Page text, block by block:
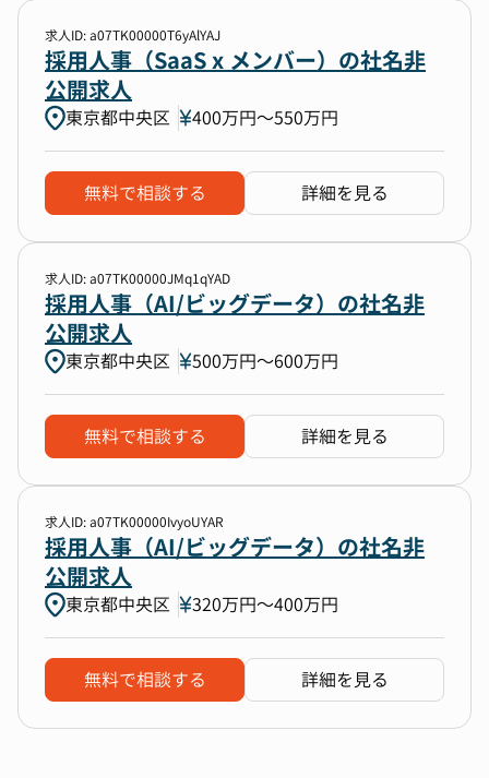
求人ID: a07TK00000T6yAlYAJ
採用人事（SaaS x メンバー）の社名非
公開求人
東京都中央区 400万円〜550万円
無料で相談する 詳細を見る
求人ID: a07TK00000JMq1qYAD
採用人事（AI/ビッグデータ）の社名非
公開求人
東京都中央区 500万円〜600万円
無料で相談する 詳細を見る
求人ID: a07TK00000IvyoUYAR
採用人事（AI/ビッグデータ）の社名非
公開求人
東京都中央区 320万円〜400万円
無料で相談する 詳細を見る